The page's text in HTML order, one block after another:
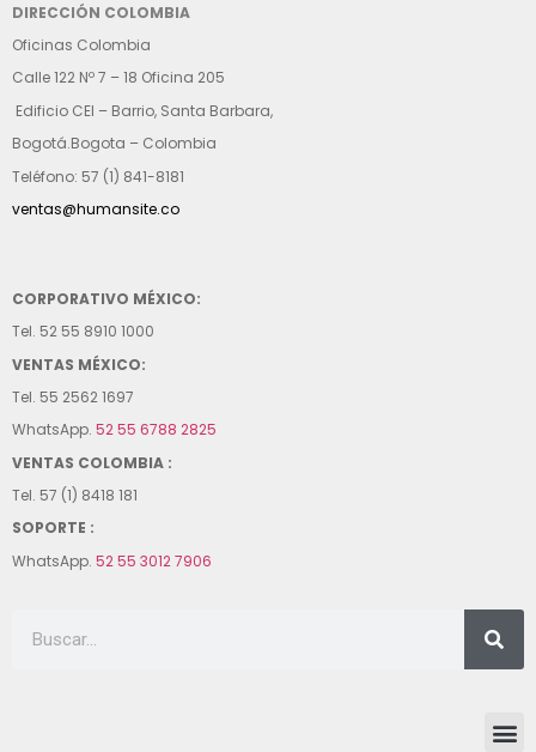
DIRECCIÓN COLOMBIA
Oficinas Colombia
Calle 122 Nº 7 – 18 Oficina 205
Edificio CEI – Barrio, Santa Barbara,
Bogotá.Bogota – Colombia
Teléfono: 57 (1) 841-8181
ventas@humansite.co
CORPORATIVO MÉXICO:
Tel. 52 55 8910 1000
VENTAS MÉXICO:
Tel. 55 2562 1697
WhatsApp. 52 55 6788 2825
VENTAS COLOMBIA :
Tel. 57 (1) 8418 181
SOPORTE :
WhatsApp. 52 55 3012 7906